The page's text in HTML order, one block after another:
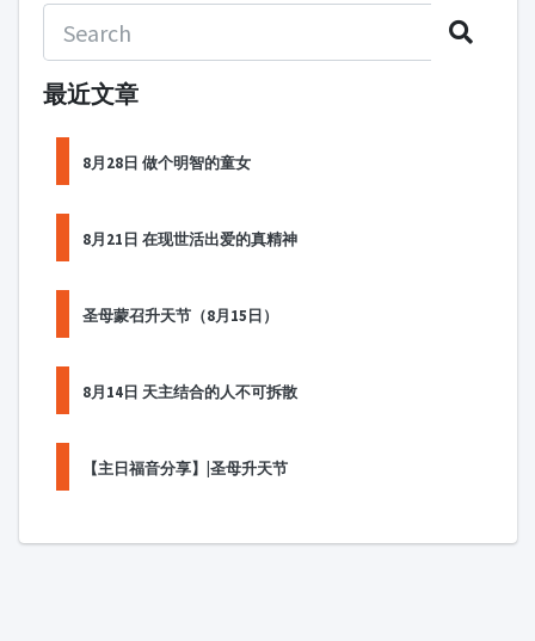
最近文章
8月28日 做个明智的童女
8月21日 在现世活出爱的真精神
圣母蒙召升天节（8月15日）
8月14日 天主结合的人不可拆散
【主日福音分享】|圣母升天节